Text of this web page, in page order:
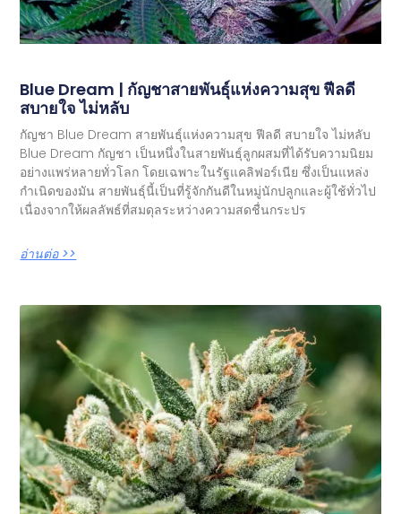
Blue Dream | กัญชาสายพันธุ์แห่งความสุข ฟีลดี
สบายใจ ไม่หลับ
กัญชา Blue Dream สายพันธุ์แห่งความสุข ฟีลดี สบายใจ ไม่หลับ
Blue Dream กัญชา เป็นหนึ่งในสายพันธุ์ลูกผสมที่ได้รับความนิยม
อย่างแพร่หลายทั่วโลก โดยเฉพาะในรัฐแคลิฟอร์เนีย ซึ่งเป็นแหล่ง
กำเนิดของมัน สายพันธุ์นี้เป็นที่รู้จักกันดีในหมู่นักปลูกและผู้ใช้ทั่วไป
เนื่องจากให้ผลลัพธ์ที่สมดุลระหว่างความสดชื่นกระปร
อ่านต่อ >>